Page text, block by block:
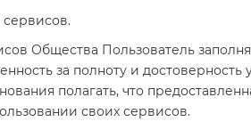
Общества Пользователь
за полноту и
полагать, что
своих сервисов.